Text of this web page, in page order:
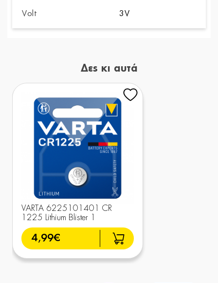
Volt 3V
Δες κι αυτά
VARTA 6225101401 CR
1225 Lithium Blister 1
4,99€